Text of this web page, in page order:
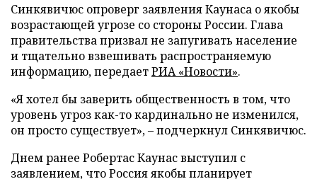
Синкявичюс опроверг заявления Каунаса о якобы
возрастающей угрозе со стороны России. Глава
правительства призвал не запугивать население
и тщательно взвешивать распространяемую
информацию, передаетРИА «Новости».
«Я хотел бы заверить общественность в том, что
уровень угроз как-то кардинально не изменился,
он просто существует», – подчеркнул Синкявичюс.
Днем ранее Робертас Каунас выступил с
заявлением, что Россия якобы планирует